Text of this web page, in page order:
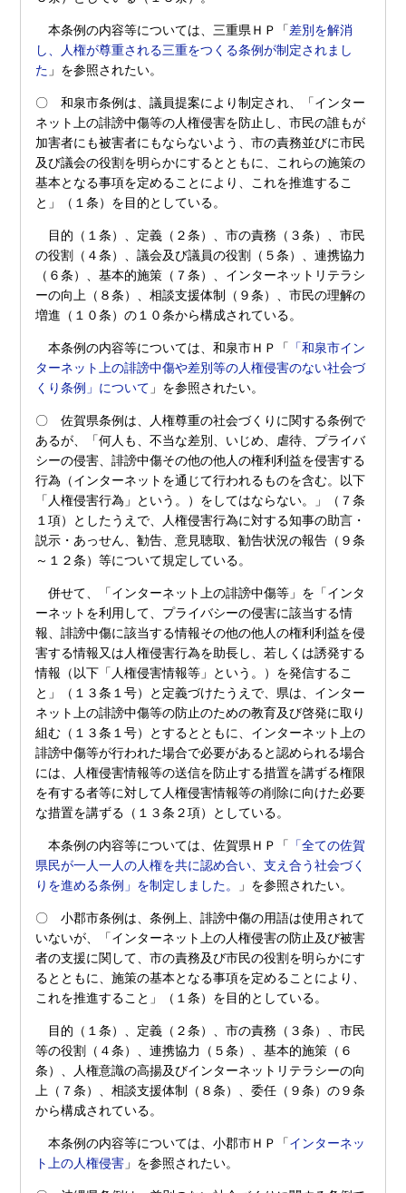
本条例の内容等については、三重県ＨＰ「差別を解消
し、人権が尊重される三重をつくる条例が制定されまし
た 」を参照されたい。
〇 和泉市条例は、議員提案により制定され、「インター
ネット上の誹謗中傷等の人権侵害を防止し、市民の誰もが
加害者にも被害者にもならないよう、市の責務並びに市民
及び議会の役割を明らかにするとともに、これらの施策の
基本となる事項を定めることにより、これを推進するこ
と」（１条）を目的としている。
目的（１条）、定義（２条）、市の責務（３条）、市民
の役割（４条）、議会及び議員の役割（５条）、連携協力
（６条）、基本的施策（７条）、インターネットリテラシ
ーの向上（８条）、相談支援体制（９条）、市民の理解の
増進（１０条）の１０条から構成されている。
本条例の内容等については、和泉市ＨＰ「 「和泉市イン
ターネット上の誹謗中傷や差別等の人権侵害のない社会づ
くり条例」について 」を参照されたい。
〇 佐賀県条例は、人権尊重の社会づくりに関する条例で
あるが、「何人も、不当な差別、いじめ、虐待、プライバ
シーの侵害、誹謗中傷その他の他人の権利利益を侵害する
行為（インターネットを通じて行われるものを含む。以下
「人権侵害行為」という。）をしてはならない。」（７条
１項）としたうえで、人権侵害行為に対する知事の助言・
説示・あっせん、勧告、意見聴取、勧告状況の報告（９条
～１２条）等について規定している。
併せて、「インターネット上の誹謗中傷等」を「インタ
ーネットを利用して、プライバシーの侵害に該当する情
報、誹謗中傷に該当する情報その他の他人の権利利益を侵
害する情報又は人権侵害行為を助長し、若しくは誘発する
情報（以下「人権侵害情報等」という。）を発信するこ
と」（１３条１号）と定義づけたうえで、県は、インター
ネット上の誹謗中傷等の防止のための教育及び啓発に取り
組む（１３条１号）とするとともに、インターネット上の
誹謗中傷等が行われた場合で必要があると認められる場合
には、人権侵害情報等の送信を防止する措置を講ずる権限
を有する者等に対して人権侵害情報等の削除に向けた必要
な措置を講ずる（１３条２項）としている。
本条例の内容等については、佐賀県ＨＰ「 「全ての佐賀
県民が一人一人の人権を共に認め合い、支え合う社会づく
りを進める条例」を制定しました。
」を参照されたい。
〇 小郡市条例は、条例上、誹謗中傷の用語は使用されて
いないが、「インターネット上の人権侵害の防止及び被害
者の支援に関して、市の責務及び市民の役割を明らかにす
るとともに、施策の基本となる事項を定めることにより、
これを推進すること」（１条）を目的としている。
目的（１条）、定義（２条）、市の責務（３条）、市民
等の役割（４条）、連携協力（５条）、基本的施策（６
条）、人権意識の高揚及びインターネットリテラシーの向
上（７条）、相談支援体制（８条）、委任（９条）の９条
から構成されている。
本条例の内容等については、小郡市ＨＰ「インターネッ
ト上の人権侵害 」を参照されたい。